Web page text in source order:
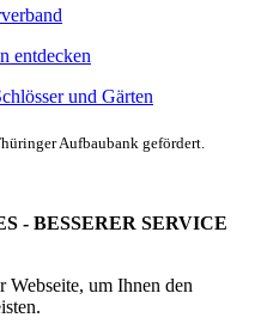
Aufbaubank gefördert.
- BESSERER SERVICE
Webseite, um Ihnen den